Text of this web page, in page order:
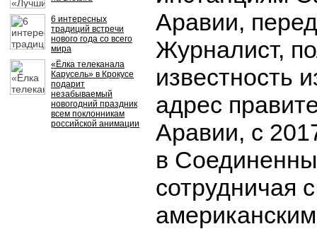
6 интересных
традиций встречи
нового года со всего
мира
«Ёлка телеканала
Карусель» в Крокусе
подарит
незабываемый
новогодний праздник
всем поклонникам
российской анимации
Аравии,
Журналист,
известность
адрес
Аравии, с
в
сотрудничая